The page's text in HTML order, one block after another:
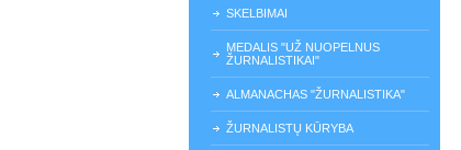
SKELBIMAI
MEDALIS "UŽ NUOPELNUS
ŽURNALISTIKAI"
ALMANACHAS "ŽURNALISTIKA"
ŽURNALISTŲ KŪRYBA